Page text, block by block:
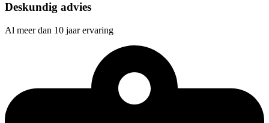
Deskundig advies
Al meer dan 10 jaar ervaring